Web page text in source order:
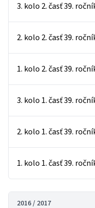
3. kolo 2. časť 39.
2. kolo 2. časť 39.
1. kolo 2. časť 39.
3. kolo 1. časť 39.
2. kolo 1. časť 39.
1. kolo 1. časť 39.
2016 / 2017